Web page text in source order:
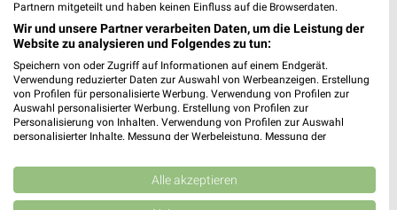
dm Wochenprospekt & Angebote für Zwickau
DocMorris Prospekte und Angebote
Partnern mitgeteilt und haben keinen Einfluss auf die Browserdaten.
Wir und unsere Partner verarbeiten Daten, um die Leistung der
Website zu analysieren und Folgendes zu tun:
Speichern von oder Zugriff auf Informationen auf einem Endgerät.
Verwendung reduzierter Daten zur Auswahl von Werbeanzeigen. Erstellung
von Profilen für personalisierte Werbung. Verwendung von Profilen zur
Auswahl personalisierter Werbung. Erstellung von Profilen zur
Personalisierung von Inhalten. Verwendung von Profilen zur Auswahl
personalisierter Inhalte. Messung der Werbeleistung. Messung der
Kombinationen von Daten aus verschiedenen Quellen. Entwicklung und
Verbesserung der Angebote. Verwendung reduzierter Daten zur Auswahl
von Inhalten.
Daten können außerhalb der Europäischen Union weitergegeben und in die
Alle akzeptieren